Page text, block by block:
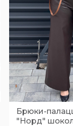
Брюки-
"Норд"